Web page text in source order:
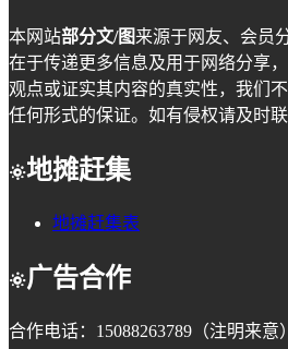
本网站部分文/图来源于网友、会员
在于传递更多信息及用于网络分享
观点或证实其内容的真实性，我们
任何形式的保证。如有侵权请及时联
地摊赶集
地摊赶集表
广告合作
合作电话：15088263789（注明来意）